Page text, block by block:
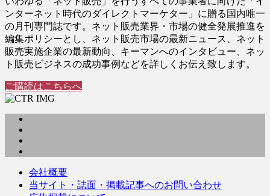
ンターネット時代のダイレクトマーケター」に贈る国内唯一
の月刊専門誌です。ネット販売業界・市場の健全発展推進を
編集ポリシーとし、ネット販売市場の最新ニュース、ネット
販売実施企業の最新動向、キーマンへのインタビュー、ネッ
ト販売ビジネスの成功事例などを詳しくお伝え致します。
ご購読はこちらへ
会社概要
当サイト・誌面・掲載記事へのお問い合わせ